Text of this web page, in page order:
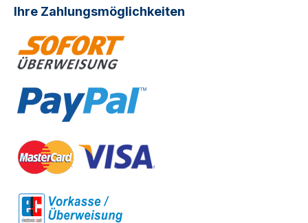
Ihre Zahlungsmöglichkeiten